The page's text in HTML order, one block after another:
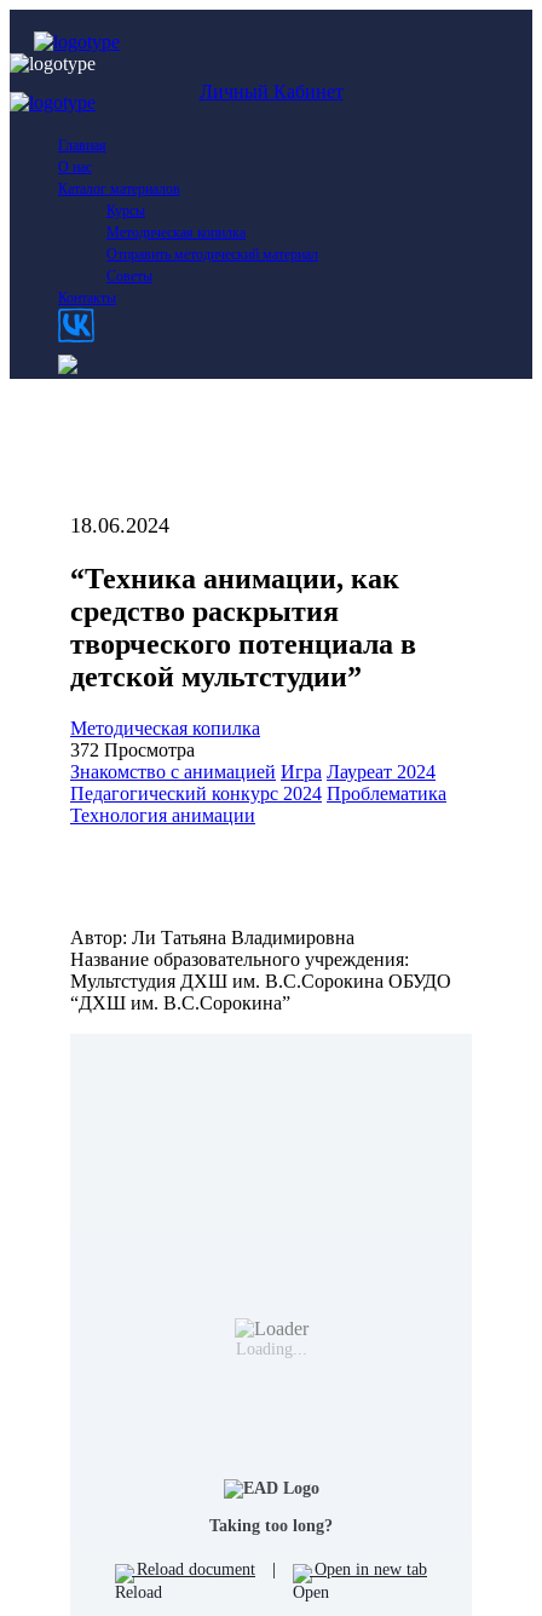
Личный Кабинет
Главная
О нас
Каталог материалов
Курсы
Методическая копилка
Отправить методический материал
Советы
Контакты
18.06.2024
“Техника анимации, как
средство раскрытия
творческого потенциала в
детской мультстудии”
Методическая копилка
372 Просмотра
Знакомство с анимацией Игра Лауреат 2024
Педагогический конкурс 2024 Проблематика
Технология анимации
Автор: Ли Татьяна Владимировна
Название образовательного учреждения:
Мультстудия ДХШ им. В.С.Сорокина ОБУДО
“ДХШ им. В.С.Сорокина”
Loading...
Taking too long?
Reload document Open in new tab